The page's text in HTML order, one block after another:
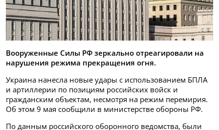
Вооруженные Силы РФ зеркально отреагировали на
нарушения режима прекращения огня.
Украина нанесла новые удары с использованием БПЛА
и артиллерии по позициям российских войск и
гражданским объектам, несмотря на режим перемирия.
Об этом 9 мая сообщили в министерстве обороны РФ.
По данным российского оборонного ведомства, были